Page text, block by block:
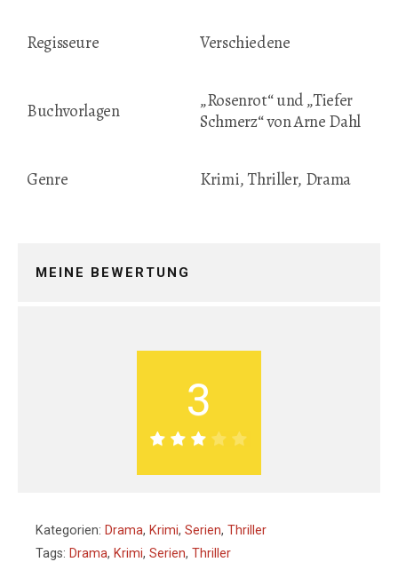
Regisseure Verschiedene
Buchvorlagen
„Rosenrot“ und „Tiefer
Schmerz“ von Arne Dahl
Genre Krimi, Thriller, Drama
MEINE BEWERTUNG
3
Kategorien: Drama, Krimi, Serien, Thriller
Tags: Drama, Krimi, Serien, Thriller